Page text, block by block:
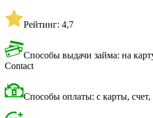
Рейтинг: 4,7
Способы выдачи займа: на
Contact
Способы оплаты: с карты,